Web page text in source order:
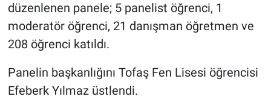
düzenlenen panele; 5 panelist öğrenci, 1
moderatör öğrenci, 21 danışman öğretmen ve
208 öğrenci katıldı.
Panelin başkanlığını Tofaş Fen Lisesi öğrencisi
Efeberk Yılmaz üstlendi.